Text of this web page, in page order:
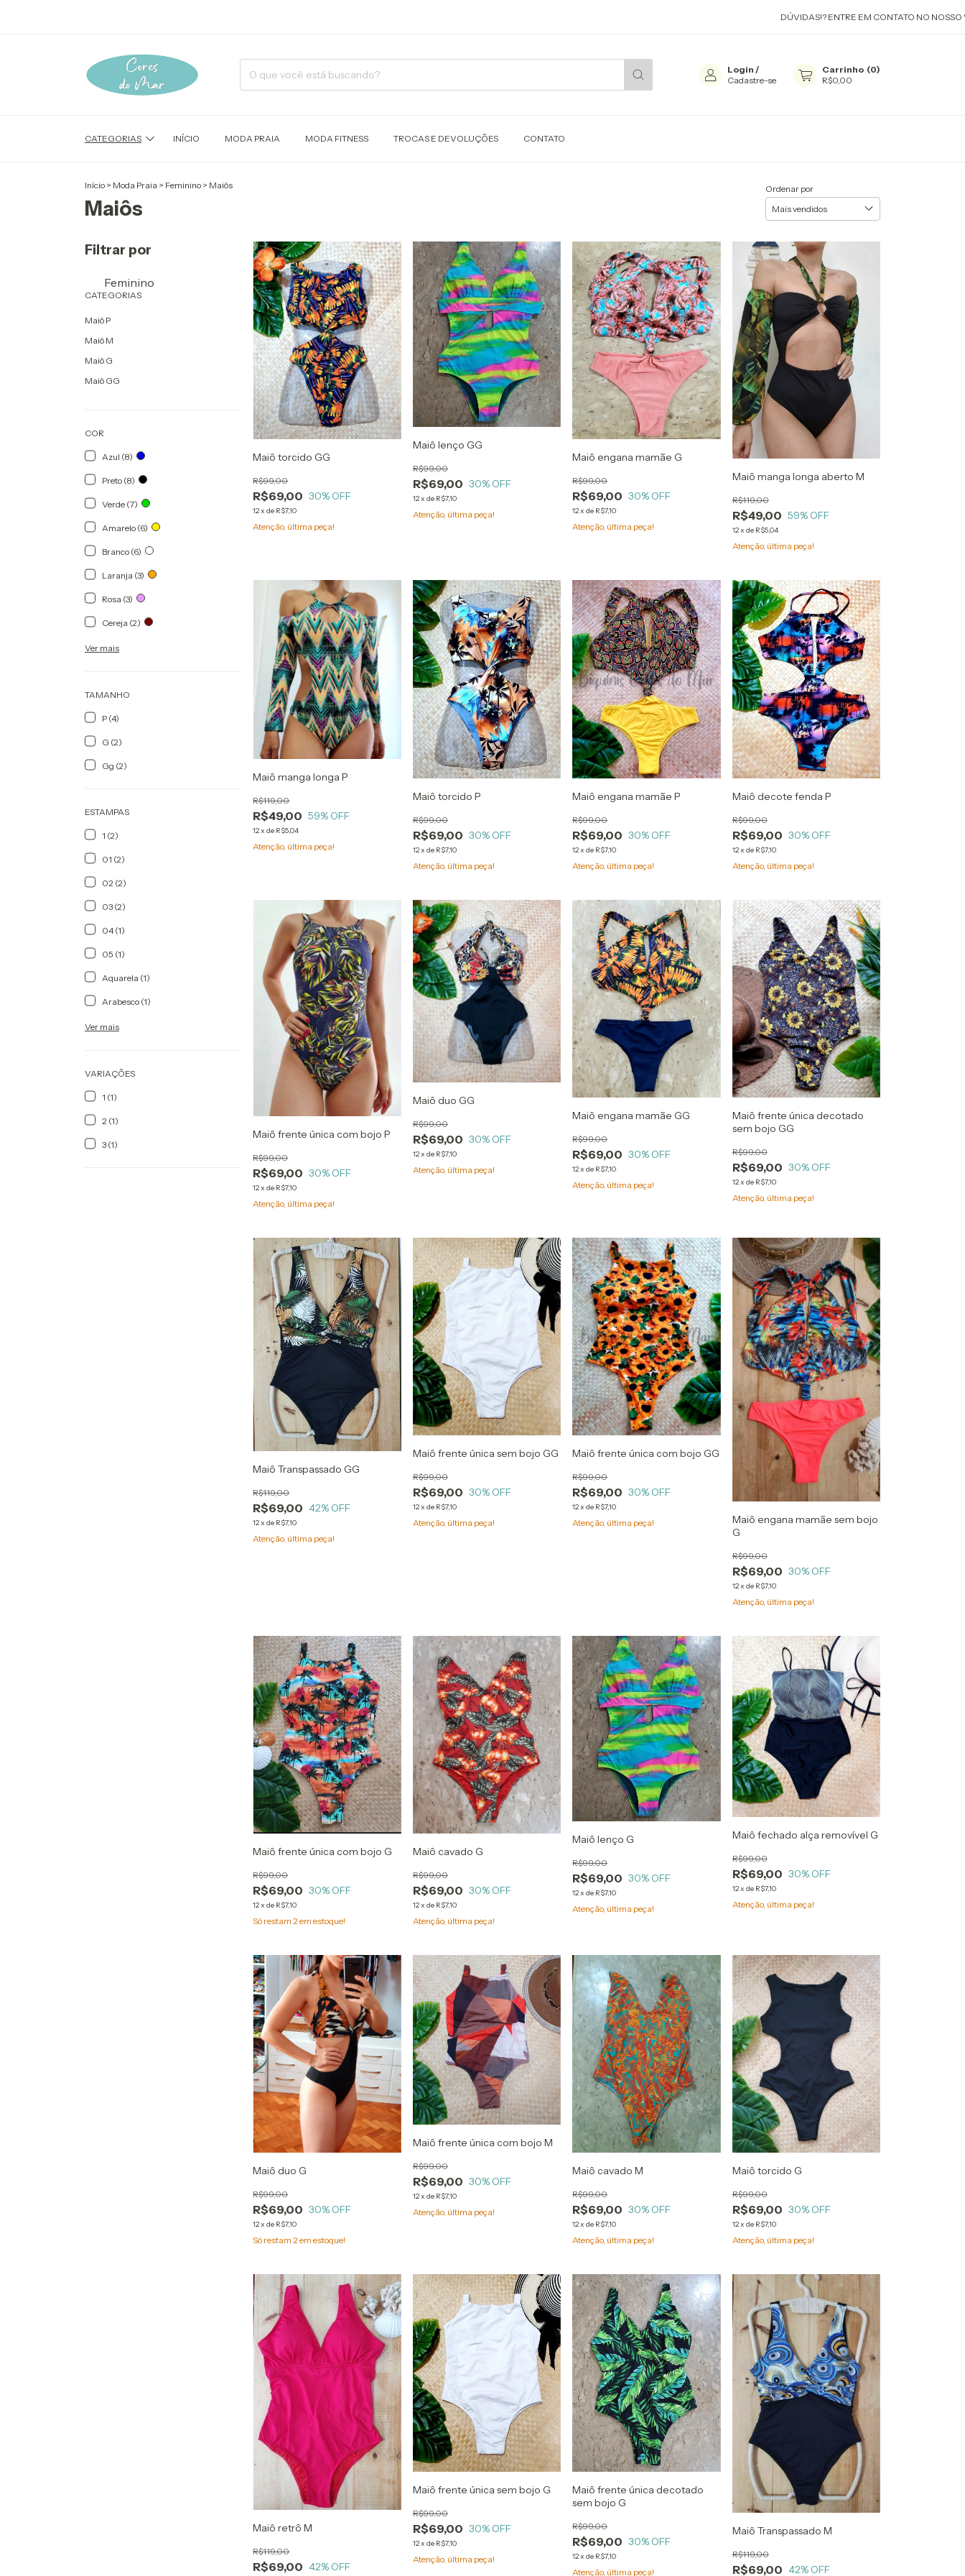
DÚVIDAS!? ENTRE EM CONTATO NO NOSSO WHATSAPP OU
Login /
Cadastre-se
Carrinho (0)
R$0,00
CATEGORIAS INÍCIO MODA PRAIA MODA FITNESS TROCAS E DEVOLUÇÕES CONTATO
Início > Moda Praia > Feminino > Maiôs
Maiôs
Ordenar por
Filtrar por
Feminino
CATEGORIAS
Maiô P
Maiô M
Maiô G
Maiô GG
COR
Azul (8)
Preto (8)
Verde (7)
Amarelo (6)
Branco (6)
Laranja (3)
Rosa (3)
Cereja (2)
Ver mais
TAMANHO
P (4)
G (2)
Gg (2)
ESTAMPAS
1 (2)
01 (2)
02 (2)
03 (2)
04 (1)
05 (1)
Aquarela (1)
Arabesco (1)
Ver mais
VARIAÇÕES
1 (1)
2 (1)
3 (1)
Maiô torcido GG
R$69,00
R$99,00
30% OFF
12xde R$7,10
Atenção, última peça!
Maiô lenço GG
R$69,00
R$99,00
30% OFF
12x de R$7,10
Atenção, última peça!
Maiô engana mamãe G
R$69,00
R$99,00
30% OFF
12xde R$7,10
Atenção, última peça!
Maiô manga longa aberto M
R$49,00
R$119,00
59% OFF
12x de R$5,04
Atenção, última peça!
Maiô manga longa P
R$49,00
R$119,00
59% OFF
12xde R$5,04
Atenção, última peça!
Maiô torcido P
R$69,00
R$99,00
30% OFF
12x de R$7,10
Atenção, última peça!
Maiô engana mamãe P
R$69,00
R$99,00
30% OFF
12xde R$7,10
Atenção, última peça!
Maiô decote fenda P
R$69,00
R$99,00
30% OFF
12x de R$7,10
Atenção, última peça!
Maiô frente única com bojo P
R$69,00
R$99,00
30% OFF
12xde R$7,10
Atenção, última peça!
Maiô duo GG
R$69,00
R$99,00
30% OFF
12x de R$7,10
Atenção, última peça!
Maiô engana mamãe GG
R$69,00
R$99,00
30% OFF
12xde R$7,10
Atenção, última peça!
Maiô frente única decotado
sem bojo GG
R$69,00
R$99,00
30% OFF
12x de R$7,10
Atenção, última peça!
Maiô Transpassado GG
R$69,00
R$119,00
42% OFF
12xde R$7,10
Atenção, última peça!
Maiô frente única sem bojo GG
R$69,00
R$99,00
30% OFF
12x de R$7,10
Atenção, última peça!
Maiô frente única com bojo GG
R$69,00
R$99,00
30% OFF
12xde R$7,10
Atenção, última peça!
Maiô engana mamãe sem bojo
G
R$69,00
R$99,00
30% OFF
12x de R$7,10
Atenção, última peça!
Maiô frente única com bojo G
R$69,00
R$99,00
30% OFF
12xde R$7,10
Só restam2 em estoque!
Maiô cavado G
R$69,00
R$99,00
30% OFF
12x de R$7,10
Atenção, última peça!
Maiô lenço G
R$69,00
R$99,00
30% OFF
12xde R$7,10
Atenção, última peça!
Maiô fechado alça removível G
R$69,00
R$99,00
30% OFF
12x de R$7,10
Atenção, última peça!
Maiô duo G
R$69,00
R$99,00
30% OFF
12xde R$7,10
Só restam2 em estoque!
Maiô frente única com bojo M
R$69,00
R$99,00
30% OFF
12x de R$7,10
Atenção, última peça!
Maiô cavado M
R$69,00
R$99,00
30% OFF
12xde R$7,10
Atenção, última peça!
Maiô torcido G
R$69,00
R$99,00
30% OFF
12x de R$7,10
Atenção, última peça!
Maiô retrô M
R$69,00
R$119,00
42% OFF
Maiô frente única sem bojo G
R$69,00
R$99,00
30% OFF
12x de R$7,10
Atenção, última peça!
Maiô frente única decotado
sem bojo G
R$69,00
R$99,00
30% OFF
12xde R$7,10
Atenção, última peça!
Maiô Transpassado M
R$69,00
R$119,00
42% OFF